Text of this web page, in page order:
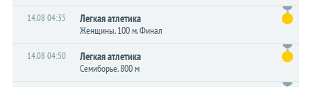
14.08 04:35 Легкая атлетика
Женщины. 100 м. Финал
14.08 04:50 Легкая атлетика
Семиборье. 800 м